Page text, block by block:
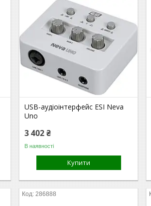
USB-аудіоінтерфейс ESI Neva
Uno
3 402 ₴
В наявності
Купити
286888